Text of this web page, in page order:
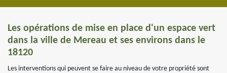
Les opérations de mise en place d'un espace vert
dans la ville de Mereau et ses environs dans le
18120
Les interventions qui peuvent se faire au niveau de votre propriété sont